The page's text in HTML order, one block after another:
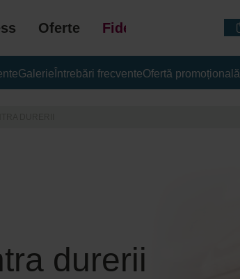
Oferte Fidelizare
Galerie Întrebări frecventeOfertă promoțională
durerii